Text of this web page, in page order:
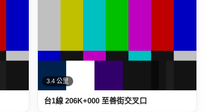
3.4 公里
台1線 206K+000 至善街交叉口